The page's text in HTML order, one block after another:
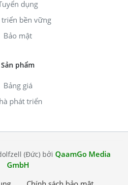
dụng
triển bền vững
Bảo mật
Sản phẩm
Bảng giá
phát triển
(Đức) bởi QaamGo Media
GmbH